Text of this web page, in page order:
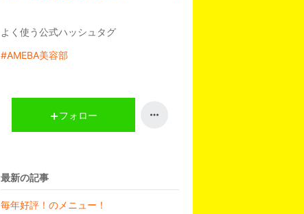
よく使う公式ハッシュタグ
#AMEBA美容部
フォロー
最新の記事
毎年好評！のメニュー！